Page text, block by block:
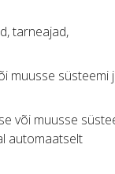
tarneajad,
muusse süsteemi
või muusse
automaatselt